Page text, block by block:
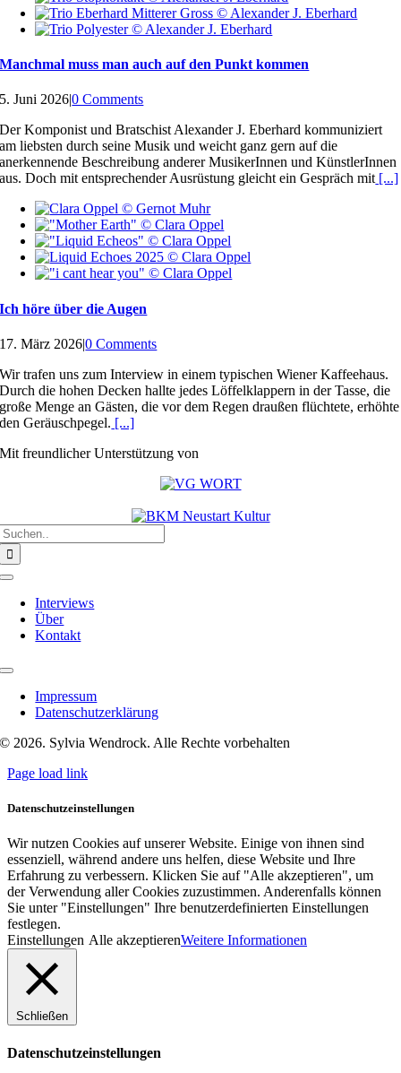
Manchmal muss man auch auf den Punkt kommen
5. Juni 2026|0 Comments
Der Komponist und Bratschist Alexander J. Eberhard kommuniziert
am liebsten durch seine Musik und weicht ganz gern auf die
anerkennende Beschreibung anderer MusikerInnen und KünstlerInnen
aus. Doch mit entsprechender Ausrüstung gleicht ein Gespräch mit[...]
Ich höre über die Augen
17. März 2026|0 Comments
Wir trafen uns zum Interview in einem typischen Wiener Kaffeehaus.
Durch die hohen Decken hallte jedes Löffelklappern in der Tasse, die
große Menge an Gästen, die vor dem Regen draußen flüchtete, erhöhte
den Geräuschpegel. [...]
Mit freundlicher Unterstützung von
Toggle
NavigationInterviews
Über
Kontakt
Toggle
NavigationImpressum
Datenschutzerklärung
© 2026. Sylvia Wendrock. Alle Rechte vorbehalten
Page load link
Datenschutzeinstellungen
Wir nutzen Cookies auf unserer Website. Einige von ihnen sind
essenziell, während andere uns helfen, diese Website und Ihre
Erfahrung zu verbessern. Klicken Sie auf "Alle akzeptieren", um
der Verwendung aller Cookies zuzustimmen. Anderenfalls können
Sie unter "Einstellungen" Ihre benutzerdefinierten Einstellungen
festlegen.
Einstellungen Alle akzeptierenWeitere Informationen
Schließen
Datenschutzeinstellungen